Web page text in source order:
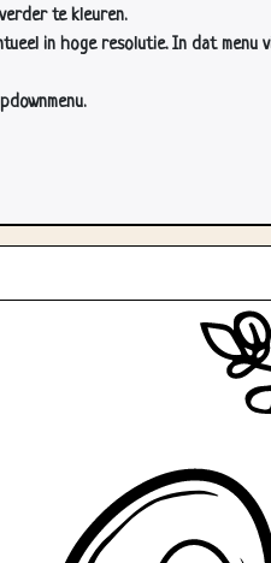
te kleuren.
in hoge resolutie. In dat